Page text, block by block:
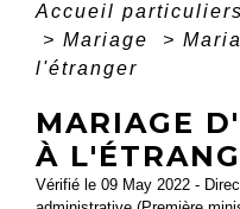
Accueil particuliers
> Mariage >
l'étranger
MARIAGE
À
Vérifié le 09 May 2022 -